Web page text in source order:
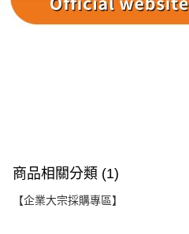
商品相關分類 (1)
【企業大宗採購專區】